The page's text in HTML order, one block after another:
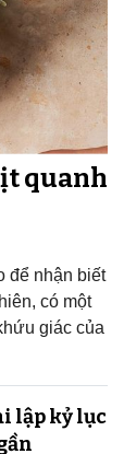
quanh
để nhận biết
có một
giác của
lập kỷ lục